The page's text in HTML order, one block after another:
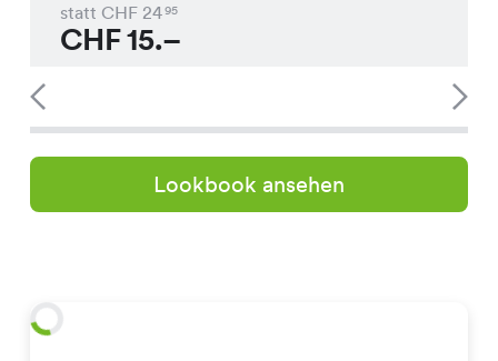
statt CHF 2495
CHF15.–
Lookbook ansehen